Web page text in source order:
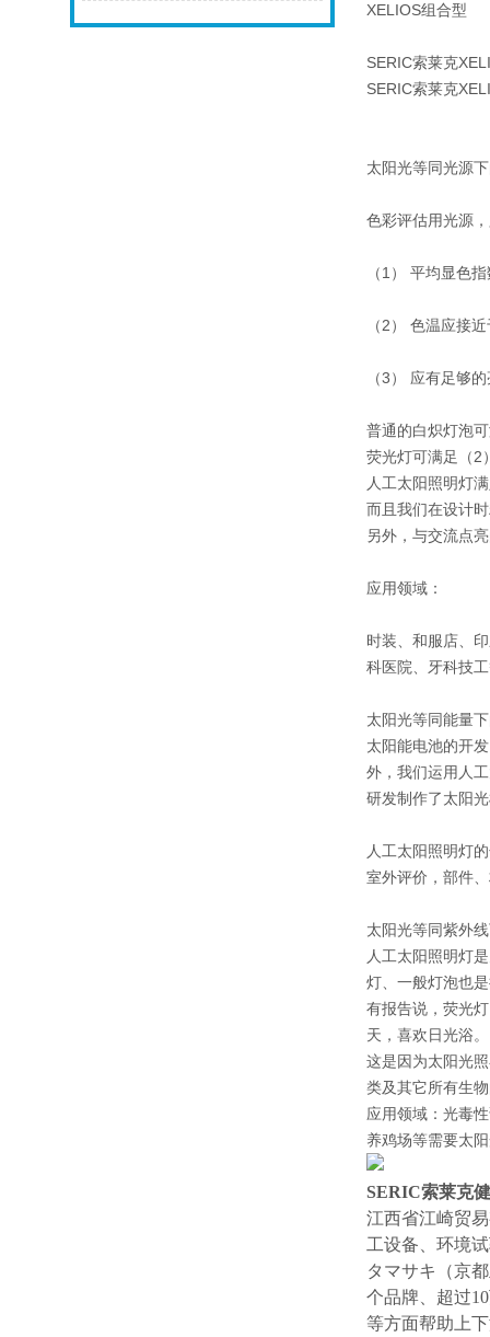
XELIOS组合型
SERIC索莱克
SERIC索莱克
太阳光等同光源
色彩评估用光源
（1） 平均显色
（2） 色温应接
（3） 应有足够
普通的白炽灯泡
荧光灯可满足（2
人工太阳照明灯
而且我们在设计
另外，与交流点
应用领域：
时装、和服店、
科医院、牙科技
太阳光等同能量
太阳能电池的开
外，我们运用人
研发制作了太阳
人工太阳照明灯
室外评价，部件
太阳光等同紫外
人工太阳照明灯
灯、一般灯泡也
有报告说，荧光
天，喜欢日光浴。
这是因为太阳光
类及其它所有生
应用领域：光毒
养鸡场等需要太
SERIC索莱克
江西省江崎贸
工设备、环境
タマサキ（京
个品牌、超过
等方面帮助上